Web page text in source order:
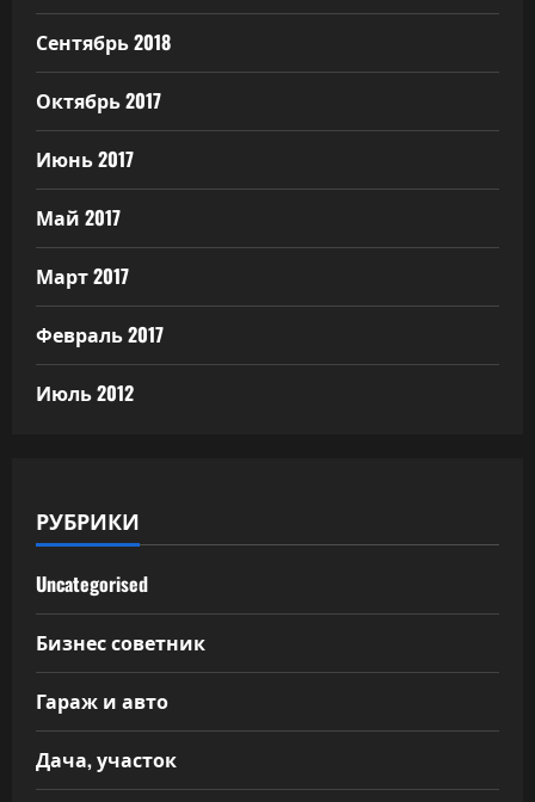
Сентябрь 2018
Октябрь 2017
Июнь 2017
Май 2017
Март 2017
Февраль 2017
Июль 2012
РУБРИКИ
Uncategorised
Бизнес советник
Гараж и авто
Дача, участок